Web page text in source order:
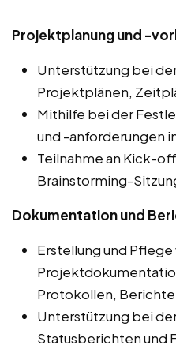
Projektplanung und -
Unterstützung bei
Projektplänen,
Mithilfe bei der
und -anforderungen
Teilnahme an Kick-
Brainstorming-
Dokumentation und
Erstellung und Pflege
Protokollen,
Unterstützung bei
Statusberichten und